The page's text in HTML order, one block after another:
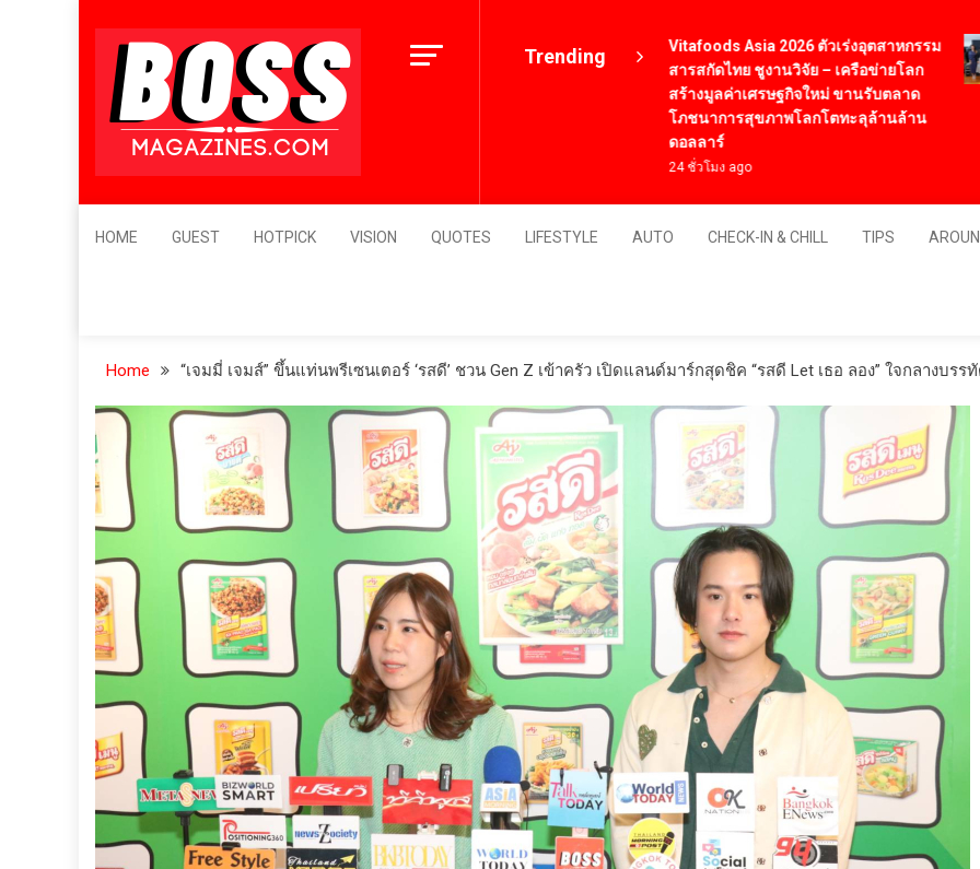
content
BossMagazinesThailand
Leader's Vision
Trending
ต้องไปจัดเมื่อจอง
เบอร์แทรม คว้ารางวัล Prime Minister’s
Export Award 2026 สาขา Best Thai
Brand ตอกย้ำความสำเร็จของแบรนด์เซี
ยงเพียวในระดับสากล
15 ชั่วโมง ago
Vitafoods Asia 2026 ตัวเร่งอุตสาหกรรม
สารสกัดไทย ชูงานวิจัย – เครือข่ายโลก
สร้างมูลค่าเศรษฐกิจใหม่ ขานรับตลาด
โภชนาการสุขภาพโลกโตทะลุล้านล้าน
ดอลลาร์
24 ชั่วโมง ago
HOME GUEST HOTPICK VISION QUOTES LIFESTYLE AUTO CHECK-IN & CHILL TIPS
Home “เจมมี่ เจมส์” ขึ้นแท่นพรีเซนเตอร์ ‘รสดี’ ชวน Gen Z เข้าครัว เปิดแลนด์มาร์กสุดชิค “รสดี Let เธอ ลอง” ใจกลางบรร